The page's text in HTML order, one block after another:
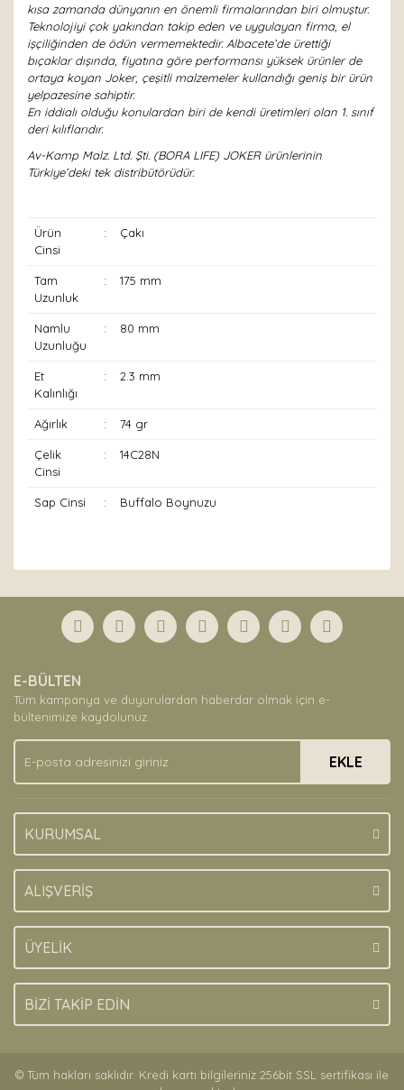
kısa zamanda dünyanın en önemli firmalarından biri olmuştur.
Teknolojiyi çok yakından takip eden ve uygulayan firma, el
işçiliğinden de ödün vermemektedir. Albacete’de ürettiği
bıçaklar dışında, fiyatına göre performansı yüksek ürünler de
ortaya koyan Joker, çeşitli malzemeler kullandığı geniş bir ürün
yelpazesine sahiptir.
En iddialı olduğu konulardan biri de kendi üretimleri olan 1. sınıf
deri kılıflarıdır.
Av-Kamp Malz. Ltd. Şti. (BORA LIFE) JOKER ürünlerinin
Türkiye’deki tek distribütörüdür.
Ürün
Cinsi
: Çakı
Tam
Uzunluk
: 175 mm
Namlu
Uzunluğu
: 80 mm
Et
Kalınlığı
: 2.3 mm
Ağırlık : 74 gr
Çelik
Cinsi
: 14C28N
Sap Cinsi : Buffalo Boynuzu
Yorum Yaz
formunu kullanarak tarafımıza iletebilirsiniz.
Görüş ve önerileriniz için teşekkür ederiz.
Ürün açıklamasında eksik bilgiler bulunuyor.
Ürün bilgilerinde hatalar bulunuyor.
Ürün fiyatı diğer sitelerden daha pahalı.
Bu ürüne benzer farklı alternatifler olmalı.
E-BÜLTEN
Tüm kampanya ve duyurulardan haberdar olmak için e-
bültenimize kaydolunuz.
EKLE
KURUMSAL
ALIŞVERİŞ
ÜYELİK
BİZİ TAKİP EDİN
© Tüm hakları saklıdır. Kredi kartı bilgileriniz 256bit SSL sertifikası ile